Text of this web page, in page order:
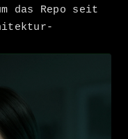
das Repo seit